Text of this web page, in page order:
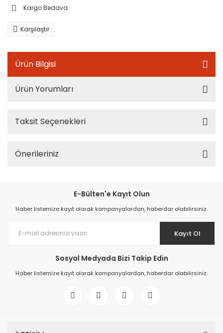
Kargo Bedava
Karşılaştır
Ürün Bilgisi
Ürün Yorumları
Taksit Seçenekleri
Önerileriniz
E-Bülten'e Kayıt Olun
Haber listemize kayıt olarak kampanyalardan, haberdar olabilirsiniz.
Kayıt Ol
Sosyal Medyada Bizi Takip Edin
Haber listemize kayıt olarak kampanyalardan, haberdar olabilirsiniz.